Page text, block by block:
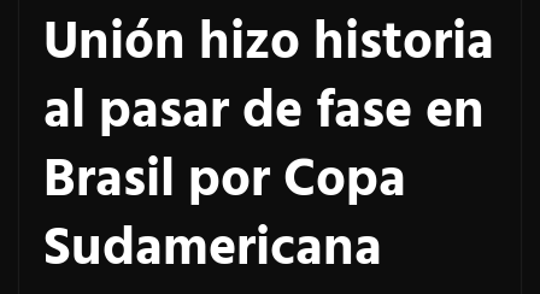
Unión hizo historia
al pasar de fase en
Brasil por Copa
Sudamericana